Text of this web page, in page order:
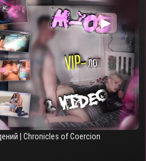
▶
| Chronicles of Coercion